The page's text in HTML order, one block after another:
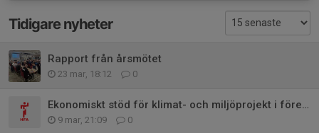
Tidigare nyheter
Rapport från årsmötet
23 mar, 18:12 0
Ekonomiskt stöd för klimat- och miljöprojekt i föreningen
9 mar, 21:09 0